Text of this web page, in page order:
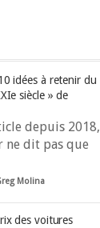
idées à retenir du
siècle » de
depuis 2018,
ne dit pas que
Molina
des voitures